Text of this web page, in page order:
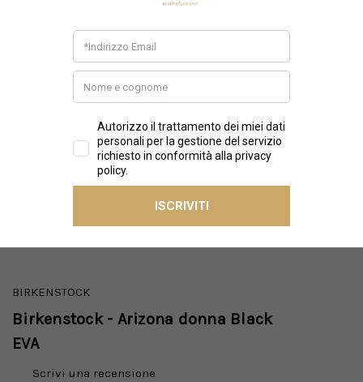
BIRKENSTOCK
Birkenstock - Arizona donna Black
EVA
Scrivi una recensione